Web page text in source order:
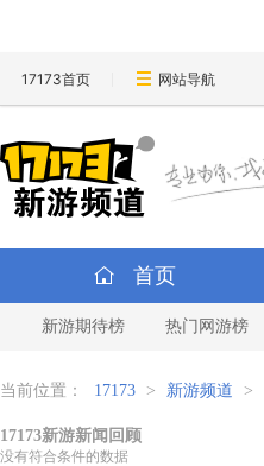
17173首页 网站导航
首页
新游期待榜 热门网游榜
当前位置： 17173 > 新游频道 >
17173新游新闻回顾
没有符合条件的数据